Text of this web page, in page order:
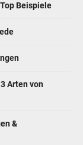
Beispiele
Arten von
&